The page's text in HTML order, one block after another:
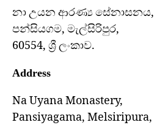
නා උයන ආරණ්‍ය සේනාසනය,
පන්සියගම, මැල්සිරිපුර,
60554, ශ්‍රී ලංකාව.
Address
Na Uyana Monastery,
Pansiyagama, Melsiripura,